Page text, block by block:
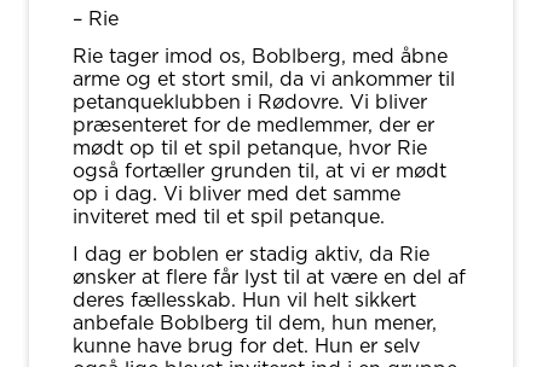
– Rie
Rie tager imod os, Boblberg, med åbne
arme og et stort smil, da vi ankommer til
petanqueklubben i Rødovre. Vi bliver
præsenteret for de medlemmer, der er
mødt op til et spil petanque, hvor Rie
også fortæller grunden til, at vi er mødt
op i dag. Vi bliver med det samme
inviteret med til et spil petanque.
I dag er boblen er stadig aktiv, da Rie
ønsker at flere får lyst til at være en del af
deres fællesskab. Hun vil helt sikkert
anbefale Boblberg til dem, hun mener,
kunne have brug for det. Hun er selv